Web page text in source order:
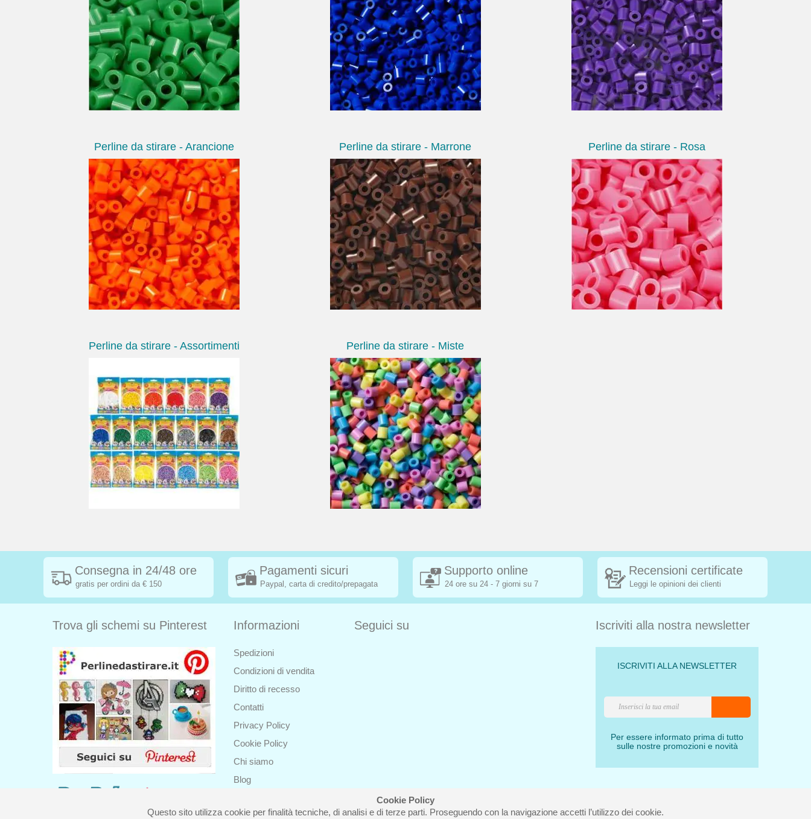
Cookie Policy
Questo sito utilizza cookie per finalità tecniche, di analisi e di terze parti. Proseguendo con la navigazione accetti l’utilizzo dei cookie.
Perline da stirare - Arancione Perline da stirare - Marrone Perline da stirare - Rosa
Perline da stirare - Assortimenti Perline da stirare - Miste
Consegna in 24/48 ore
gratis per ordini da € 150
Pagamenti sicuri
Paypal, carta di credito/prepagata
Supporto online
24 ore su 24 - 7 giorni su 7
Recensioni certificate
Leggi le opinioni dei clienti
Trova gli schemi su Pinterest Informazioni
Spedizioni
Condizioni di vendita
Diritto di recesso
Contatti
Privacy Policy
Cookie Policy
Chi siamo
Blog
Seguici su Iscriviti alla nostra newsletter
ISCRIVITI ALLA NEWSLETTER
Per essere informato prima di tutto
sulle nostre promozioni e novità